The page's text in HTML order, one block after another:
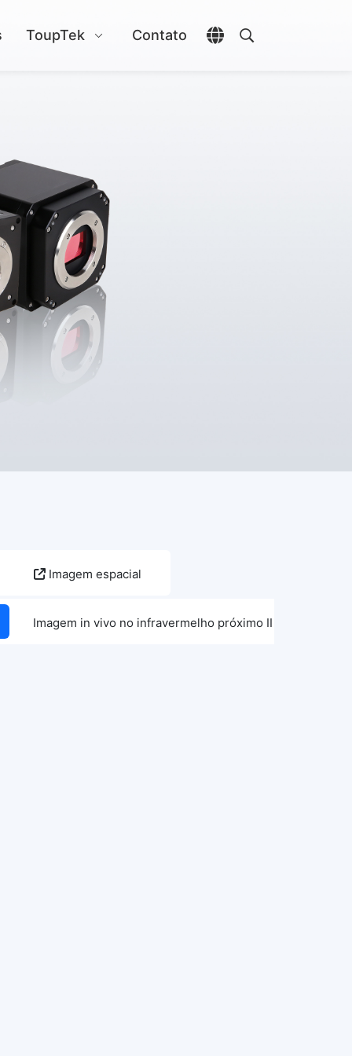
ToupTek Contato
Abrir seletor de
Abrir pesquisa
Imagem espacial
Imagem in vivo no infravermelho próximo II (sNIRII)